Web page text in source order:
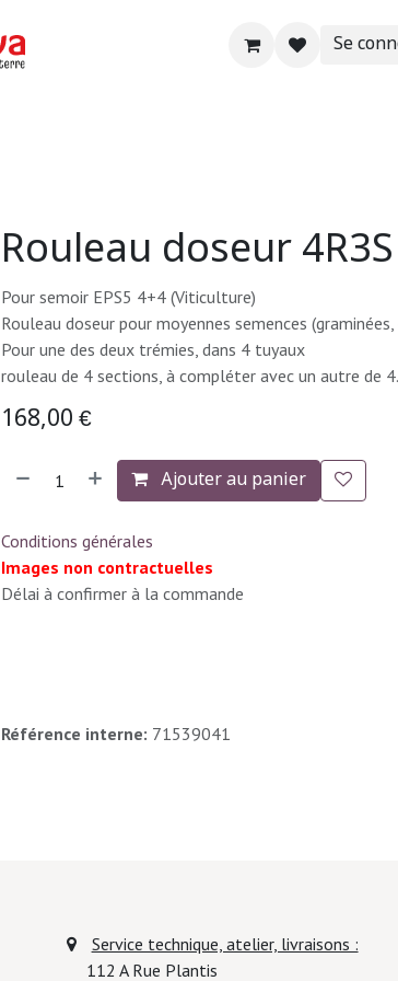
Se
Rouleau doseur 4R3S
Pour semoir EPS5 4+4 (Viticulture)
Rouleau doseur pour moyennes semences
Pour une des deux trémies, dans 4 tuyaux
rouleau de 4 sections, à compléter avec un autre de 4.
168,00 €
Ajouter au panier
Conditions générales
Images non contractuelles
Délai à confirmer à la commande
Référence interne: 71539041
Service technique, atelier, livraisons :
112 A Rue